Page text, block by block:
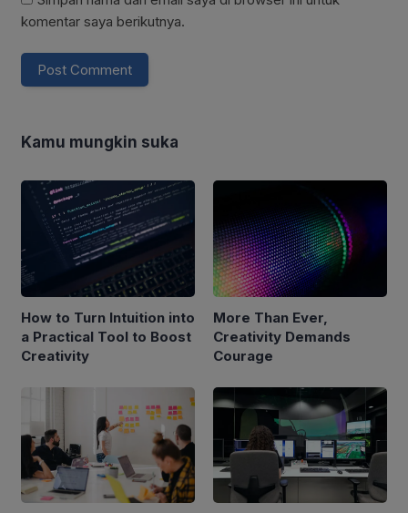
komentar saya berikutnya.
Kamu mungkin suka
How to Turn Intuition into
a Practical Tool to Boost
Creativity
More Than Ever,
Creativity Demands
Courage